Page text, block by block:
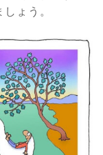
ょう。